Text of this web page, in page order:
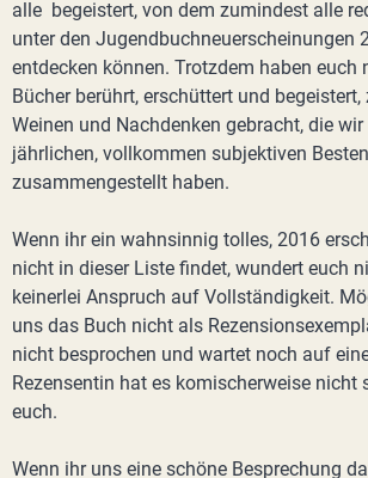
alle begeistert, von dem zumindest alle
unter den Jugendbuchneuerscheinungen
entdecken können. Trotzdem haben euch
Bücher berührt, erschüttert und begeistert,
Weinen und Nachdenken gebracht, die
jährlichen, vollkommen subjektiven
zusammengestellt haben.
Wenn ihr ein wahnsinnig tolles, 2016
nicht in dieser Liste findet, wundert euch
keinerlei Anspruch auf Vollständigkeit.
uns das Buch nicht als
nicht besprochen und wartet noch auf
Rezensentin hat es komischerweise nicht
euch.
Wenn ihr uns eine schöne Besprechung